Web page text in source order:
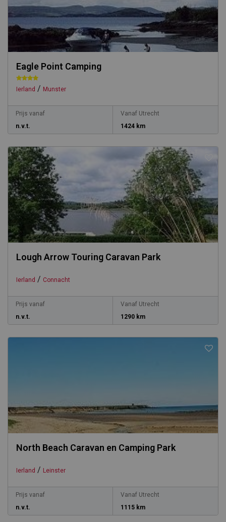
Eagle Point Camping
Ierland / Munster
Prijs vanaf
n.v.t.
Vanaf Utrecht
1424 km
Lough Arrow Touring Caravan Park
Ierland / Connacht
Prijs vanaf
n.v.t.
Vanaf Utrecht
1290 km
North Beach Caravan en Camping Park
Ierland / Leinster
Prijs vanaf
n.v.t.
Vanaf Utrecht
1115 km